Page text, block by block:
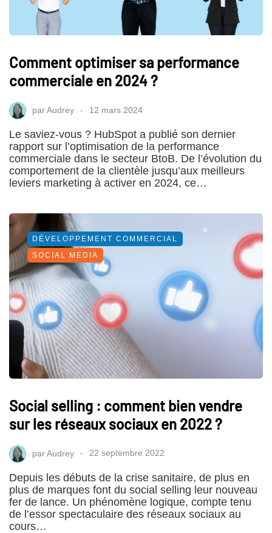
Comment optimiser sa performance
commerciale en 2024 ?
parAudrey 12 mars 2024
Le saviez-vous ? HubSpot a publié son dernier
rapport sur l’optimisation de la performance
commerciale dans le secteur BtoB. De l’évolution du
comportement de la clientèle jusqu’aux meilleurs
leviers marketing à activer en 2024, ce…
DÉVELOPPEMENT COMMERCIAL
SOCIAL MEDIA
Social selling : comment bien vendre
sur les réseaux sociaux en 2022 ?
parAudrey 22 septembre 2022
Depuis les débuts de la crise sanitaire, de plus en
plus de marques font du social selling leur nouveau
fer de lance. Un phénomène logique, compte tenu
de l’essor spectaculaire des réseaux sociaux au
cours…